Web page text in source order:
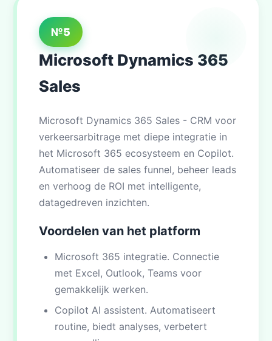
№5
Microsoft Dynamics 365
Sales
Microsoft Dynamics 365 Sales - CRM voor
verkeersarbitrage met diepe integratie in
het Microsoft 365 ecosysteem en Copilot.
Automatiseer de sales funnel, beheer leads
en verhoog de ROI met intelligente,
datagedreven inzichten.
Voordelen van het platform
Microsoft 365 integratie. Connectie
met Excel, Outlook, Teams voor
gemakkelijk werken.
Copilot AI assistent. Automatiseert
routine, biedt analyses, verbetert